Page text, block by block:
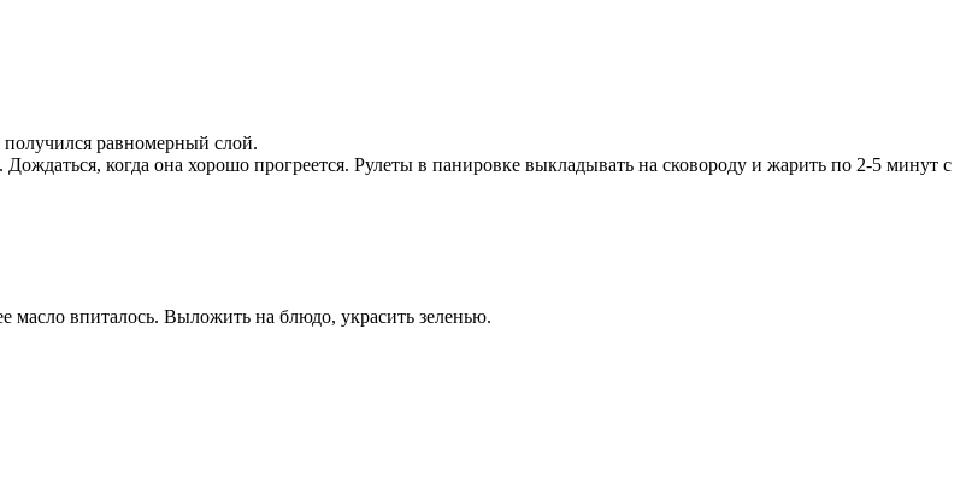
получился равномерный слой.
когда она хорошо прогреется. Рулеты в панировке выкладывать на сковороду и жарить по 2-5 минут с
масло впиталось. Выложить на блюдо, украсить зеленью.